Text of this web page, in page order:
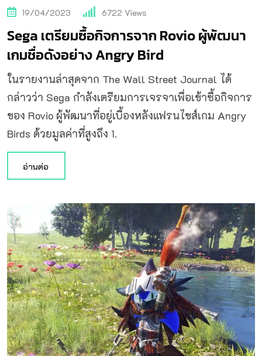
19/04/2023 6722 Views
Sega เตรียมซื้อกิจการจาก Rovio ผู้พัฒนา
เกมชื่อดังอย่าง Angry Bird
ในรายงานล่าสุดจาก The Wall Street Journal ได้
กล่าวว่า Sega กำลังเตรียมการเจรจาเพื่อเข้าซื้อกิจการ
ของ Rovio ผู้พัฒนาที่อยู่เบื้องหลังแฟรนไชส์เกม Angry
Birds ด้วยมูลค่าที่สูงถึง 1.
อ่านต่อ